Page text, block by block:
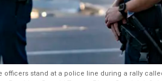
officers stand at a police line during a rally